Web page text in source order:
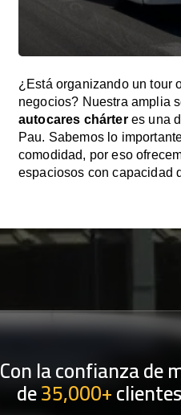
¿Está organizando un tour
negocios? Nuestra amplia
autocares chárteres una
Pau. Sabemos lo
comodidad, por eso
espaciosos con capacidad
Con la confianza de
de35,000+